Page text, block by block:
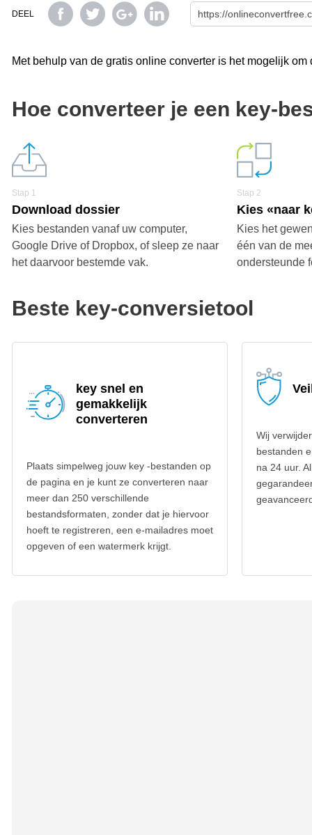
DEEL
Met behulp van de gratis online converter is het mogelijk
Hoe converteer je een key-
Stap 1
Download dossier
Kies bestanden vanaf uw computer,
Google Drive of Dropbox, of sleep ze naar
het daarvoor bestemde vak.
Stap 2
Kies «naar
Kies het
één van de
ondersteunde
Beste key-conversietool
key snel en
gemakkelijk
converteren
Plaats simpelweg jouw key -bestanden op
de pagina en je kunt ze converteren naar
meer dan 250 verschillende
bestandsformaten, zonder dat je hiervoor
hoeft te registreren, een e-mailadres moet
opgeven of een watermerk krijgt.
Wij
bestanden
na 24 uur.